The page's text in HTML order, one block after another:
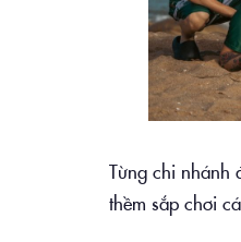
Từng chi nhánh
thềm sắp chơi